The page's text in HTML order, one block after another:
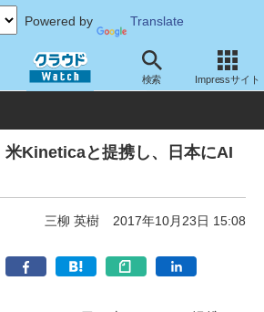
Powered by Translate
検索 Impressサイト
事業戦略
米Kineticaと提携し、日本にAI
三柳 英樹 2017年10月23日 15:08